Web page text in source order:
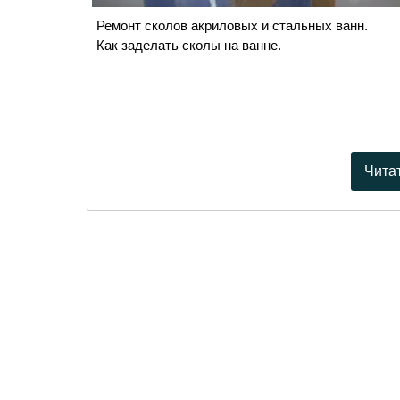
Ремонт сколов акриловых и стальных ванн.
Как заделать сколы на ванне.